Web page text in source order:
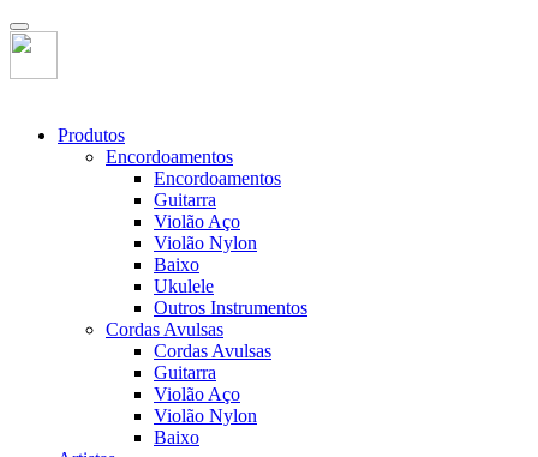
Produtos
Encordoamentos
Encordoamentos
Guitarra
Violão Aço
Violão Nylon
Baixo
Ukulele
Outros Instrumentos
Cordas Avulsas
Cordas Avulsas
Guitarra
Violão Aço
Violão Nylon
Baixo